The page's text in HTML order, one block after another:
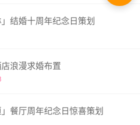
」结婚十周年纪念日策划
店浪漫求婚布置
」餐厅周年纪念日惊喜策划